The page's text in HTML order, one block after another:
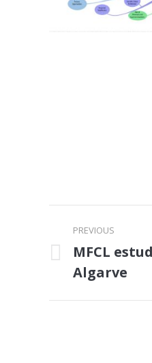
Post
PREVIOUS
Previous
post:
MFCL
Algarve